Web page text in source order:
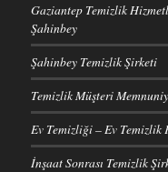
Gaziantep Temizlik
Şahinbey
Şahinbey Temizlik Şirketi
Temizlik Müşteri
Ev Temizliği – Ev Temizlik
İnşaat Sonrası Temizlik